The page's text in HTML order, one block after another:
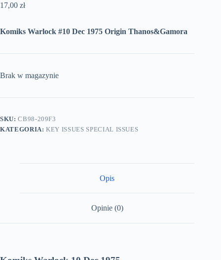
17,00 zł
Komiks Warlock #10 Dec 1975 Origin Thanos&Gamora
Brak w magazynie
SKU:CB98-209F3
KATEGORIA:KEY ISSUES SPECIAL ISSUES
Opis
Opinie (0)